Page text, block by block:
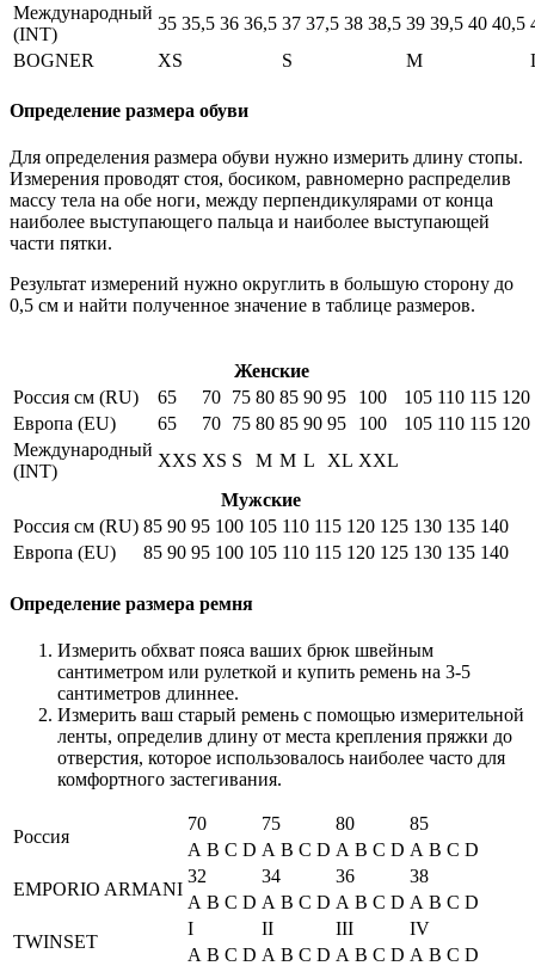
Международный
(INT)
35 35,5 36 36,5 37 37,5 38 38,5 39 39,5 40 40,5
BOGNER
XS S M
Определение размера обуви
Для определения размера обуви нужно измерить длину стопы.
Измерения проводят стоя, босиком, равномерно распределив
массу тела на обе ноги, между перпендикулярами от конца
наиболее выступающего пальца и наиболее выступающей
части пятки.
Результат измерений нужно округлить в большую сторону до
0,5 см и найти полученное значение в таблице размеров.
Женские
Россия см (RU)
65 70 75 80 85 90 95 100 105 110 115 120
Европа (EU)
65 70 75 80 85 90 95 100 105 110 115 120
Международный
(INT)
XXS XS S M M L XL XXL
Мужские
Россия см (RU) 85 90 95 100 105 110 115 120 125 130 135 140
Европа (EU)
85 90 95 100 105 110 115 120 125 130 135 140
Определение размера ремня
Измерить обхват пояса ваших брюк швейным
сантиметром или рулеткой и купить ремень на 3-5
сантиметров длиннее.
Измерить ваш старый ремень с помощью измерительной
ленты, определив длину от места крепления пряжки до
отверстия, которое использовалось наиболее часто для
комфортного застегивания.
Россия
70 75 80
85
A B C D A B C D A B C D A B C D
EMPORIO ARMANI
32 34 36
38
A B C D A B C D A B C D A B C D
TWINSET
I II III
IV
A B C D A B C D A B C D A B C D